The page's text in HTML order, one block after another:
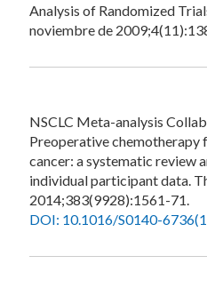
Analysis of Randomized
noviembre de
NSCLC Meta-analysis
Preoperative chemotherapy
cancer: a systematic review
individual participant data.
2014;383(9928):1561-71.
DOI: 10.1016/S0140-